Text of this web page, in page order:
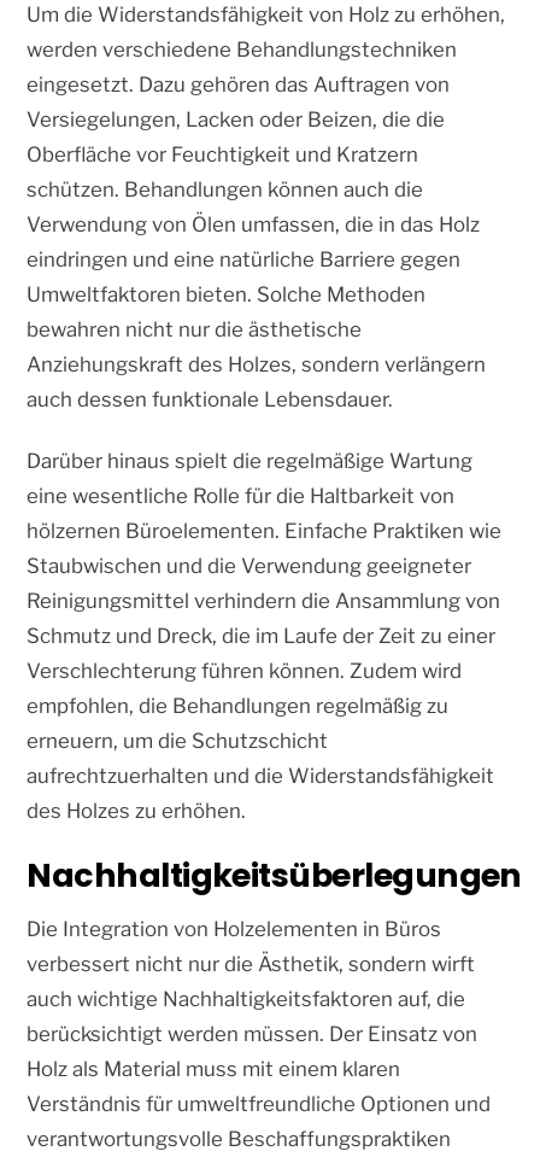
Um die Widerstandsfähigkeit von Holz zu erhöhen,
werden verschiedene Behandlungstechniken
eingesetzt. Dazu gehören das Auftragen von
Versiegelungen, Lacken oder Beizen, die die
Oberfläche vor Feuchtigkeit und Kratzern
schützen. Behandlungen können auch die
Verwendung von Ölen umfassen, die in das Holz
eindringen und eine natürliche Barriere gegen
Umweltfaktoren bieten. Solche Methoden
bewahren nicht nur die ästhetische
Anziehungskraft des Holzes, sondern verlängern
auch dessen funktionale Lebensdauer.
Darüber hinaus spielt die regelmäßige Wartung
eine wesentliche Rolle für die Haltbarkeit von
hölzernen Büroelementen. Einfache Praktiken wie
Staubwischen und die Verwendung geeigneter
Reinigungsmittel verhindern die Ansammlung von
Schmutz und Dreck, die im Laufe der Zeit zu einer
Verschlechterung führen können. Zudem wird
empfohlen, die Behandlungen regelmäßig zu
erneuern, um die Schutzschicht
aufrechtzuerhalten und die Widerstandsfähigkeit
des Holzes zu erhöhen.
Nachhaltigkeitsüberlegungen
Die Integration von Holzelementen in Büros
verbessert nicht nur die Ästhetik, sondern wirft
auch wichtige Nachhaltigkeitsfaktoren auf, die
berücksichtigt werden müssen. Der Einsatz von
Holz als Material muss mit einem klaren
Verständnis für umweltfreundliche Optionen und
verantwortungsvolle Beschaffungspraktiken